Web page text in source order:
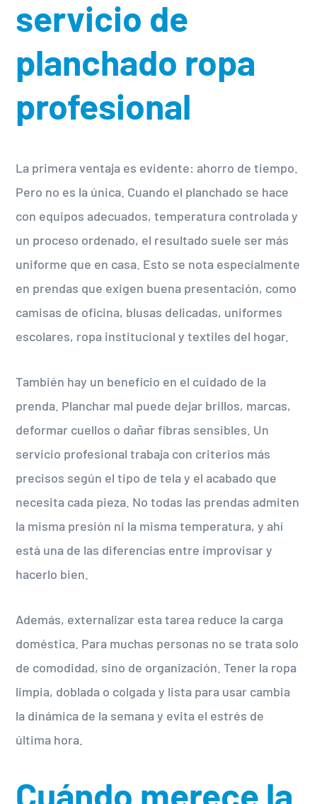
servicio de
planchado ropa
profesional
La primera ventaja es evidente: ahorro de tiempo.
Pero no es la única. Cuando el planchado se hace
con equipos adecuados, temperatura controlada y
un proceso ordenado, el resultado suele ser más
uniforme que en casa. Esto se nota especialmente
en prendas que exigen buena presentación, como
camisas de oficina, blusas delicadas, uniformes
escolares, ropa institucional y textiles del hogar.
También hay un beneficio en el cuidado de la
prenda. Planchar mal puede dejar brillos, marcas,
deformar cuellos o dañar fibras sensibles. Un
servicio profesional trabaja con criterios más
precisos según el tipo de tela y el acabado que
necesita cada pieza. No todas las prendas admiten
la misma presión ni la misma temperatura, y ahí
está una de las diferencias entre improvisar y
hacerlo bien.
Además, externalizar esta tarea reduce la carga
doméstica. Para muchas personas no se trata solo
de comodidad, sino de organización. Tener la ropa
limpia, doblada o colgada y lista para usar cambia
la dinámica de la semana y evita el estrés de
última hora.
Cuándo merece la